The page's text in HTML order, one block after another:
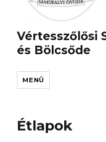
Vértesszőlősi
és Bölcsőde
MENÜ
Étlapok